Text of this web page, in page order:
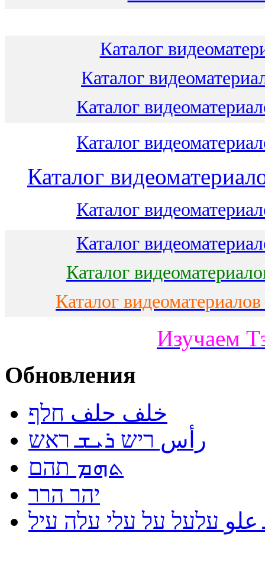
Каталог
Каталог
Каталог
Каталог
Каталог
Каталог
Каталог
Каталог
Каталог
Изучаем
Обновления
خلف حلف חלף
رأس ריש ܪܝܫ ראש
ܬܗܡ תהם
יהר הרר
עלעל על עלי עלה עיל